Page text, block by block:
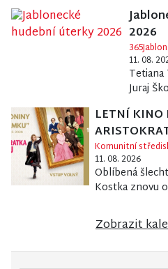
2026
11. 08.
Tetiana
Juraj
LETNÍ KINO
Komunitní
11. 08. 2026
Oblíbená
Kostka znovu
Zobrazit